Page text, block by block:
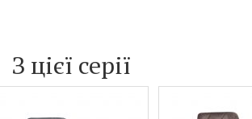
З цієї серії